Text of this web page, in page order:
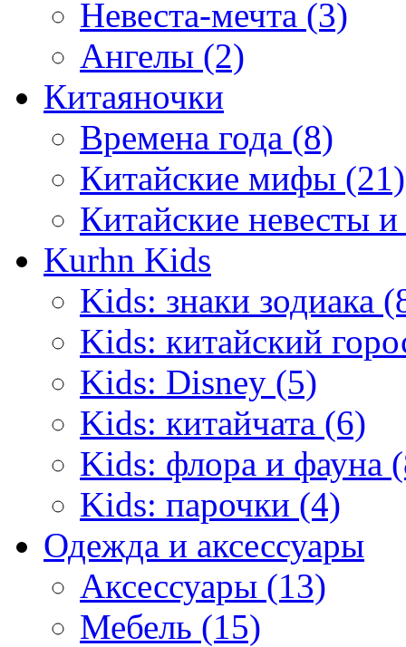
Невеста-мечта (3)
Ангелы (2)
Китаяночки
Времена года (8)
Китайские мифы (21)
Китайские невесты
Kurhn Kids
Kids: знаки зодиака
Kids: китайский
Kids: Disney (5)
Kids: китайчата (6)
Kids: флора и фауна
Kids: парочки (4)
Одежда и аксессуары
Аксессуары (13)
Мебель (15)